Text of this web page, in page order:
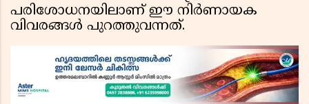
പരിശോധനയിലാണ് ഈ നിർണായക
വിവരങ്ങൾ പുറത്തുവന്നത്.